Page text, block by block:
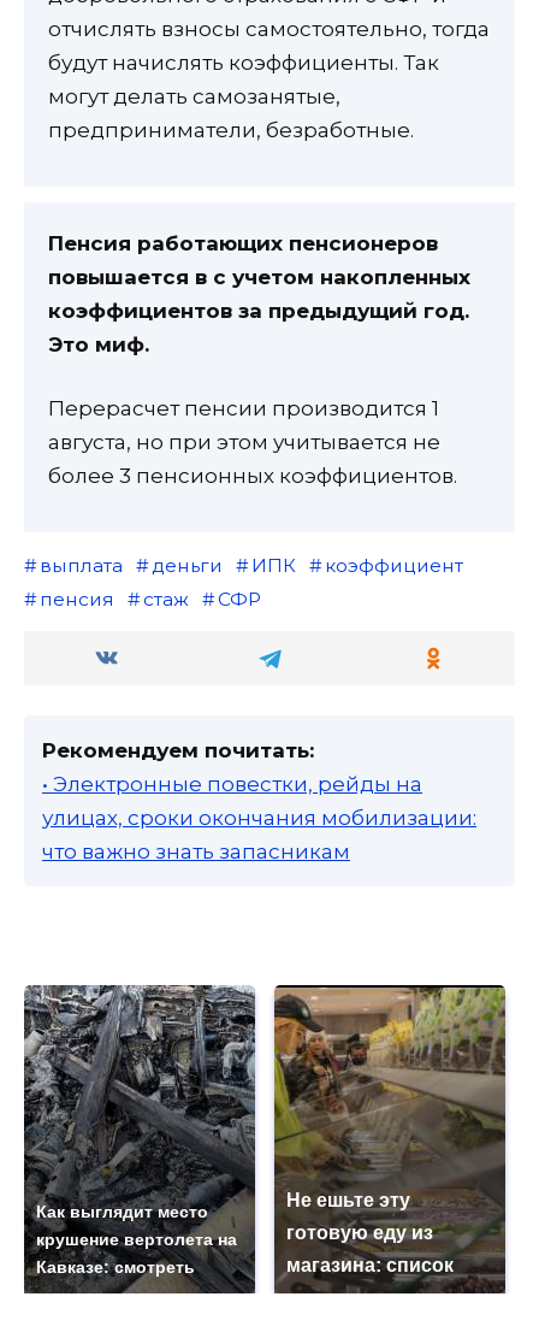
отчислять взносы самостоятельно, тогда
будут начислять коэффициенты. Так
могут делать самозанятые,
предприниматели, безработные.
Пенсия работающих пенсионеров
повышается в с учетом накопленных
коэффициентов за предыдущий год.
Это миф.
Перерасчет пенсии производится 1
августа, но при этом учитывается не
более 3 пенсионных коэффициентов.
выплата деньги ИПК
коэффициент
пенсия
стаж СФР
Рекомендуем почитать:
• Электронные повестки, рейды на
улицах, сроки окончания мобилизации:
что важно знать запасникам
Как выглядит место
крушение вертолета на
Кавказе: смотреть
Не ешьте эту
готовую еду из
магазина: список